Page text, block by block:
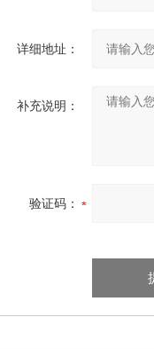
详细地址：
补充说明：
验证码：